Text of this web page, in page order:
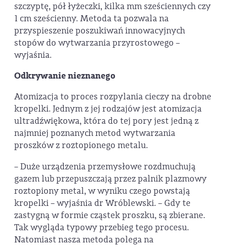
szczyptę, pół łyżeczki, kilka mm sześciennych czy
1 cm sześcienny. Metoda ta pozwala na
przyspieszenie poszukiwań innowacyjnych
stopów do wytwarzania przyrostowego –
wyjaśnia.
Odkrywanie nieznanego
Atomizacja to proces rozpylania cieczy na drobne
kropelki. Jednym z jej rodzajów jest atomizacja
ultradźwiękowa, która do tej pory jest jedną z
najmniej poznanych metod wytwarzania
proszków z roztopionego metalu.
– Duże urządzenia przemysłowe rozdmuchują
gazem lub przepuszczają przez palnik plazmowy
roztopiony metal, w wyniku czego powstają
kropelki – wyjaśnia dr Wróblewski. – Gdy te
zastygną w formie cząstek proszku, są zbierane.
Tak wygląda typowy przebieg tego procesu.
Natomiast nasza metoda polega na